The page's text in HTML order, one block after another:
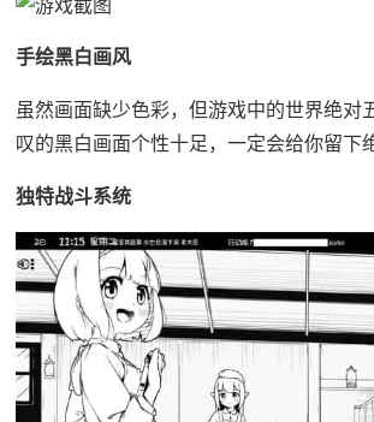
手绘黑白画风
虽然画面缺少色彩，但游戏中的世界绝对
叹的黑白画面个性十足，一定会给你留下
独特战斗系统